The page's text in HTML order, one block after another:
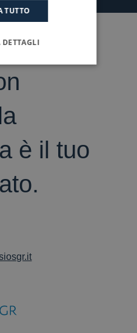
è il tuo
TUTTO
DETTAGLI